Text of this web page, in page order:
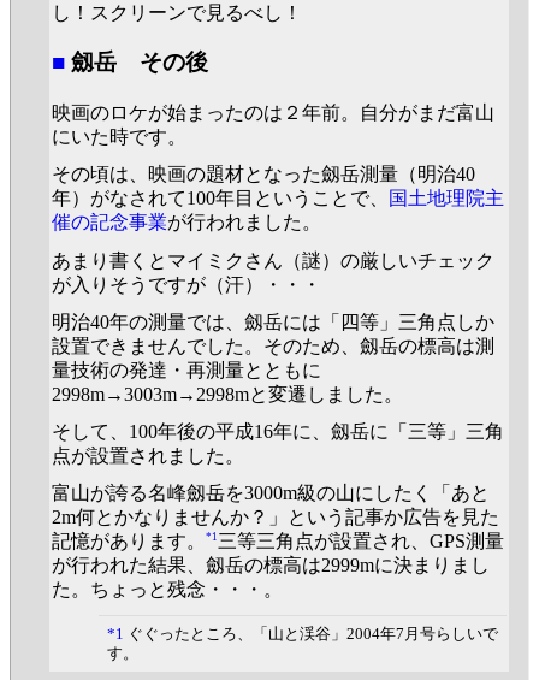
し！スクリーンで見るべし！
■ 劔岳 その後
映画のロケが始まったのは２年前。自分がまだ富山
にいた時です。
その頃は、映画の題材となった劔岳測量（明治40
年）がなされて100年目ということで、
国土地理院主
催の記念事業が行われました。
あまり書くとマイミクさん（謎）の厳しいチェック
が入りそうですが（汗）・・・
明治40年の測量では、劔岳には「四等」三角点しか
設置できませんでした。そのため、劔岳の標高は測
量技術の発達・再測量とともに
2998m→3003m→2998mと変遷しました。
そして、100年後の平成16年に、劔岳に「三等」三角
点が設置されました。
富山が誇る名峰劔岳を3000m級の山にしたく「あと
2m何とかなりませんか？」という記事か広告を見た
記憶があります。
*1 三等三角点が設置され、GPS測量
が行われた結果、劔岳の標高は2999mに決まりまし
た。ちょっと残念・・・。
*1 ぐぐったところ、「山と渓谷」2004年7月号らしいで
す。